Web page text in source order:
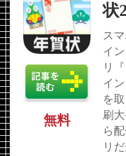
状
ス
イ
リ
イ
を
刷
ら
リ
無料